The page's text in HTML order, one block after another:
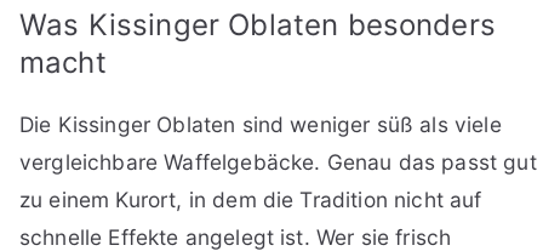
Was Kissinger Oblaten besonders
macht
Die Kissinger Oblaten sind weniger süß als viele
vergleichbare Waffelgebäcke. Genau das passt gut
zu einem Kurort, in dem die Tradition nicht auf
schnelle Effekte angelegt ist. Wer sie frisch